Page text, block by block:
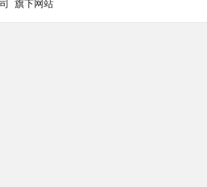
旗下网站